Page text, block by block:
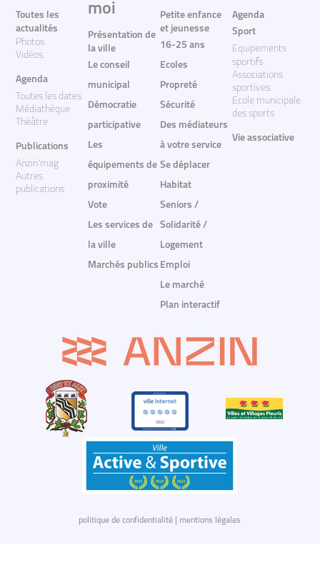
Toutes les
actualités
Photos
Vidéos
Agenda
Toutes les dates
Médiathèque
Théâtre
Publications
Anzin'mag
Autres
publications
moi
Présentation de
la ville
Le conseil
municipal
Démocratie
participative
Les
équipements de
proximité
Vote
Les services de
la ville
Marchés publics
Petite enfance
et jeunesse
16-25 ans
Ecoles
Propreté
Sécurité
Des médiateurs
à votre service
Se déplacer
Habitat
Seniors /
Solidarité /
Logement
Emploi
Le marché
Plan interactif
Agenda
Sport
Equipements
sportifs
Associations
sportives
Ecole municipale
des sports
Vie associative
politique de confidentialité mentions légales